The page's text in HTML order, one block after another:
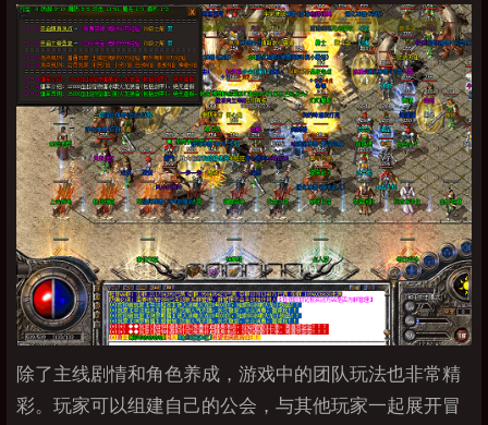
除了主线剧情和角色养成，游戏中的团队玩法也非常精
彩。玩家可以组建自己的公会，与其他玩家一起展开冒